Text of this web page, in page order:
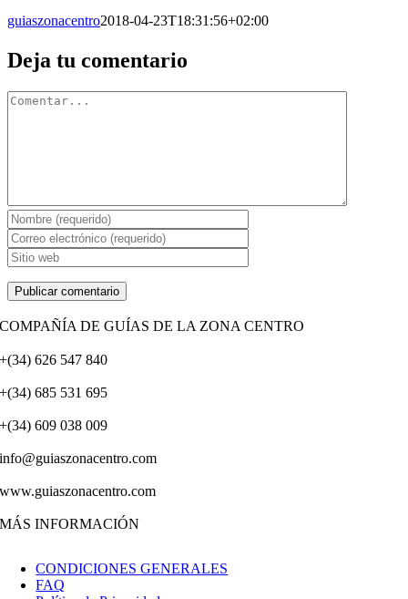
guiaszonacentro2018-04-23T18:31:56+02:00
Facebook
X
Reddit
LinkedIn
WhatsApp
Tumblr
Pinterest
Vk
Correo
electrónico
Deja tu comentario
Comentario
COMPAÑÍA DE GUÍAS DE LA ZONA CENTRO
+(34) 626 547 840
+(34) 685 531 695
+(34) 609 038 009
info@guiaszonacentro.com
www.guiaszonacentro.com
MÁS INFORMACIÓN
CONDICIONES GENERALES
FAQ